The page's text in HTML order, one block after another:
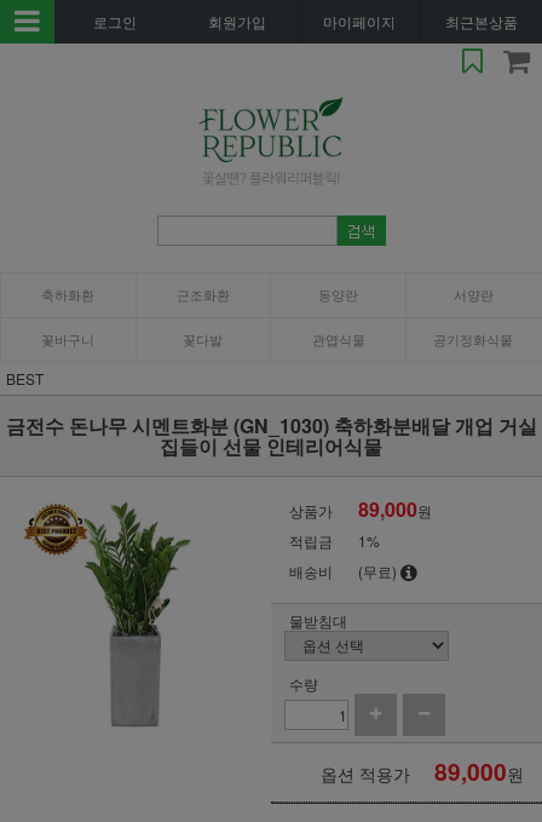
로그인 회원가입 마이페이지 최근본상품
축하화환 근조화환 동양란 서양란
꽃바구니 꽃다발 관엽식물 공기정화식물
BEST
금전수 돈나무 시멘트화분 (GN_1030) 축하화분배달 개업 거실
집들이 선물 인테리어식물
상품가 89,000원
적립금
1%
배송비
(무료)
물받침대
수량
옵션 적용가 89,000원